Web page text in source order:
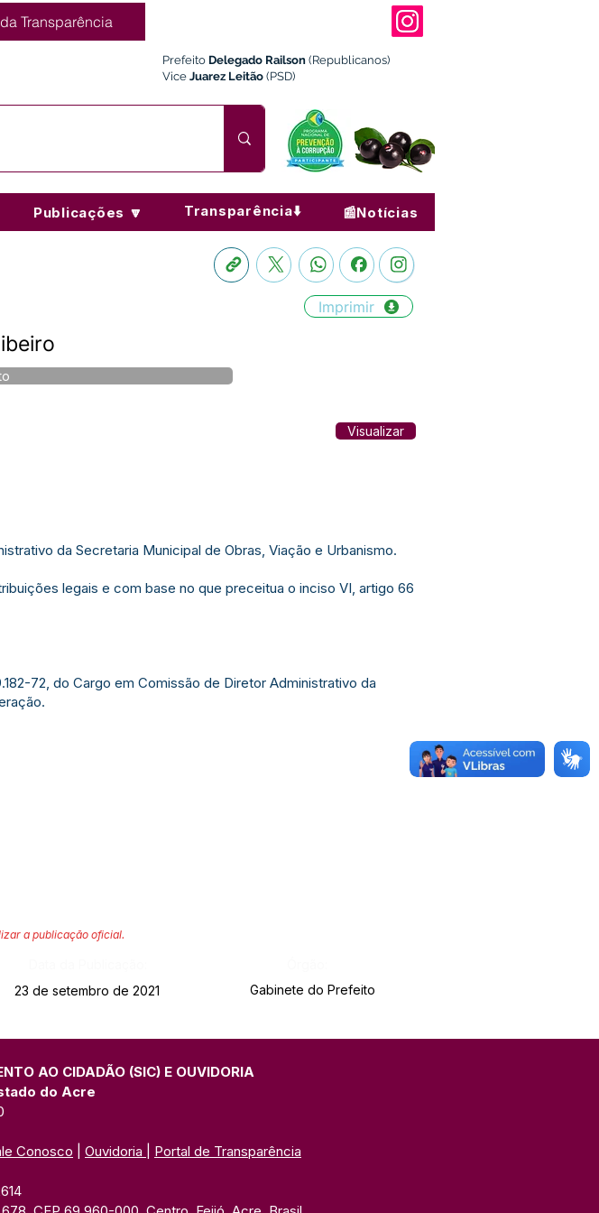
Transparência
Prefeito Delegado Railson (Republicanos)
Vice Juarez Leitão (PSD)
Publicações 🔽 Transparência⬇️ 📰Notícias
Imprimir
Visualizar
da Secretaria Municipal de Obras, Viação e Urbanismo.
legais e com base no que preceitua o inciso VI, artigo 66
72, do Cargo em Comissão de Diretor Administrativo da
a publicação oficial.
23 de setembro de 2021 Gabinete do Prefeito
AO CIDADÃO (SIC) E OUVIDORIA
do Acre
Conosco Ouvidoria Portal de Transparência